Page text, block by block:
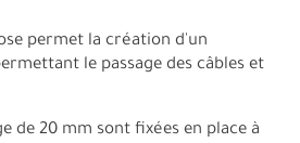
permet la création d'un
le passage des câbles et
de 20 mm sont fixées en place à